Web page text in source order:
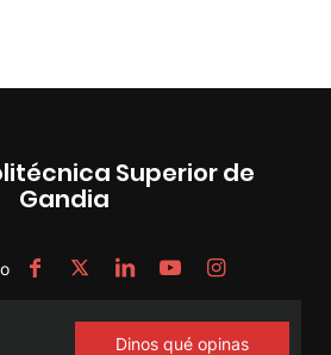
Superior de
Gandia
Dinos qué opinas